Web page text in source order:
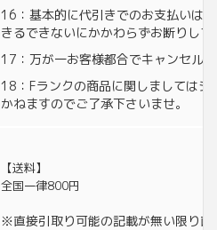
16：基本的に代引きでのお支払いは
きるできないにかかわらずお断りし
17：万が一お客様都合でキャンセル
18：Fランクの商品に関しましては
かねますのでご了承下さいませ。
【送料】
全国一律800円
※直接引取り可能の記載が無い限り